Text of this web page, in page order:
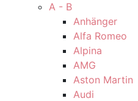
A - B
Anhänger
Alfa Romeo
Alpina
AMG
Aston Martin
Audi